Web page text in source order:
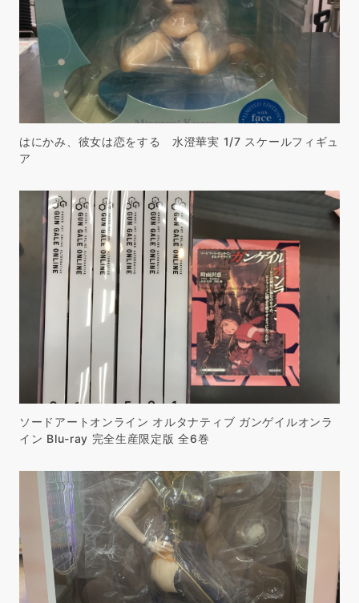
はにかみ、彼女は恋をする 水澄華実 1/7 スケールフィギュ
ア
ソードアートオンライン オルタナティブ ガンゲイルオンラ
イン Blu-ray 完全生産限定版 全6巻